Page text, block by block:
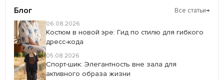
Блог Все статьи→
06.08.2026
Костюм в новой эре: Гид по стилю для гибкого
дресс-кода
05.08.2026
Спорт-шик: Элегантность вне зала для
активного образа жизни